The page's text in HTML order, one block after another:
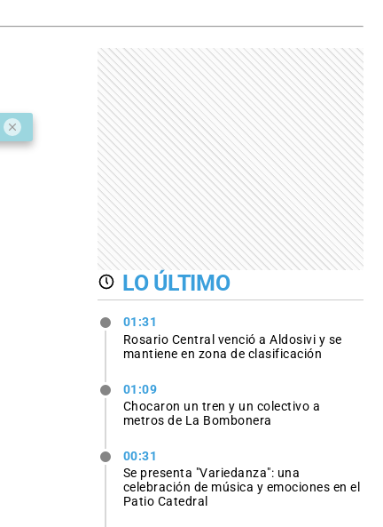
LO ÚLTIMO
01:31
Rosario Central venció a Aldosivi y se
mantiene en zona de clasificación
01:09
Chocaron un tren y un colectivo a
metros de La Bombonera
00:31
Se presenta "Variedanza": una
celebración de música y emociones en el
Patio Catedral